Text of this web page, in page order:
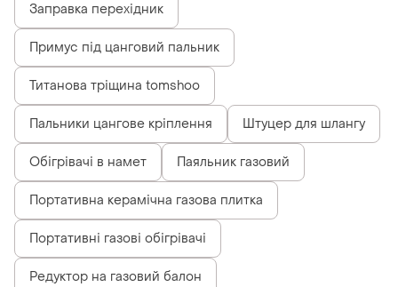
Заправка перехідник
Примус під цанговий пальник
Титанова тріщина tomshoo
Пальники цангове кріплення Штуцер для шлангу
Обігрівачі в намет Паяльник газовий
Портативна керамічна газова плитка
Портативні газові обігрівачі
Редуктор на газовий балон